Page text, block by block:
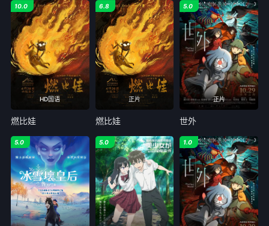
HD国语
10.0
燃比娃
正片
6.8
燃比娃
正片
5.0
世外
5.0 5.0 1.0